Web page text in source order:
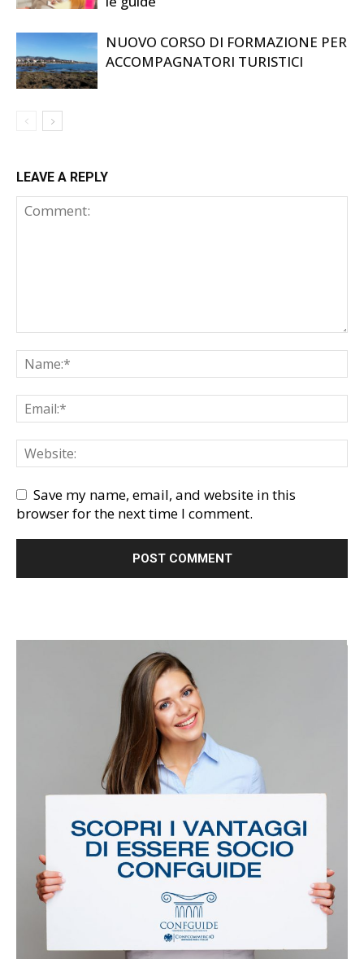
NUOVO CORSO DI FORMAZIONE PER
ACCOMPAGNATORI TURISTICI
LEAVE A REPLY
Save my name, email, and website in this
browser for the next time I comment.